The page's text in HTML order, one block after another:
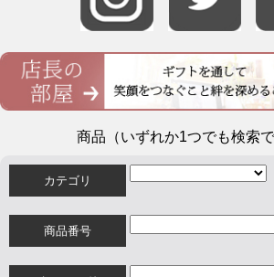
商品（いずれか1つでも検索で
カテゴリ
商品番号